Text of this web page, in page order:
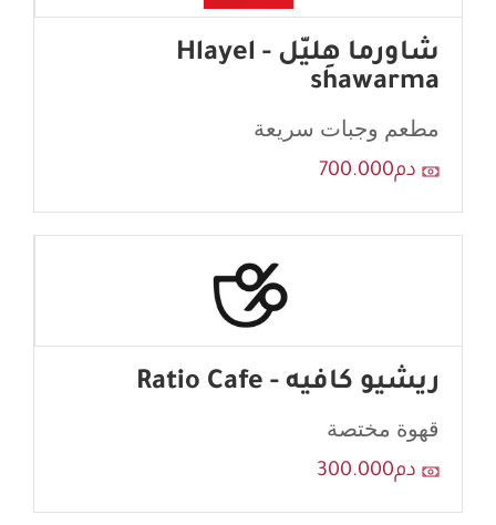
شاورما هِليّل - Hlayel
shawarma
مطعم وجبات سريعة
دم700.000
ريشيو كافيه - Ratio Cafe
قهوة مختصة
دم300.000